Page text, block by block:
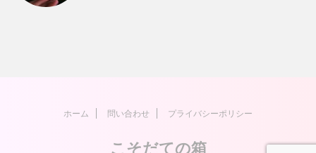
ホーム 問い合わせ プライバシーポリシー
こそだての箱